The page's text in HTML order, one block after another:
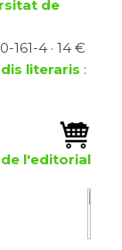
de
161-4 · 14 €
literaris :
l'editorial